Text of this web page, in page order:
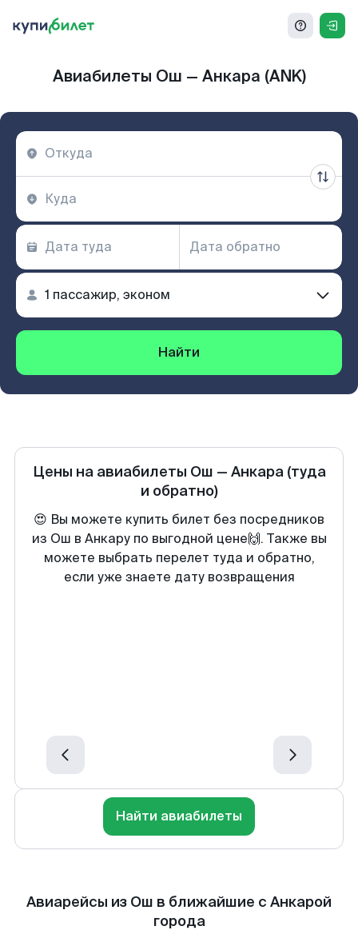
Авиабилеты Ош — Анкара (ANK)
Найти
Цены на авиабилеты Ош — Анкара (туда
и обратно)
😍 Вы можете купить билет без посредников
из Ош в Анкару по выгодной цене🙌. Также вы
можете выбрать перелет туда и обратно,
если уже знаете дату возвращения
Найти авиабилеты
Авиарейсы из Ош в ближайшие с Анкарой
города